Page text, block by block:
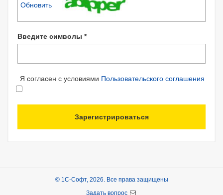
Обновить
Введите символы *
Я согласен с условиями Пользовательского соглашения
Зарегистрироваться
© 1С-Софт, 2026. Все права защищены
Задать вопрос